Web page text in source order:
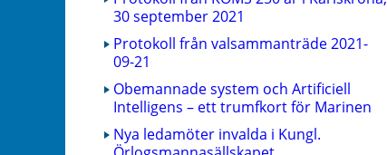
30 september 2021
Protokoll från valsammanträde 2021-
09-21
Obemannade system och Artificiell
Intelligens – ett trumfkort för Marinen
Nya ledamöter invalda i Kungl.